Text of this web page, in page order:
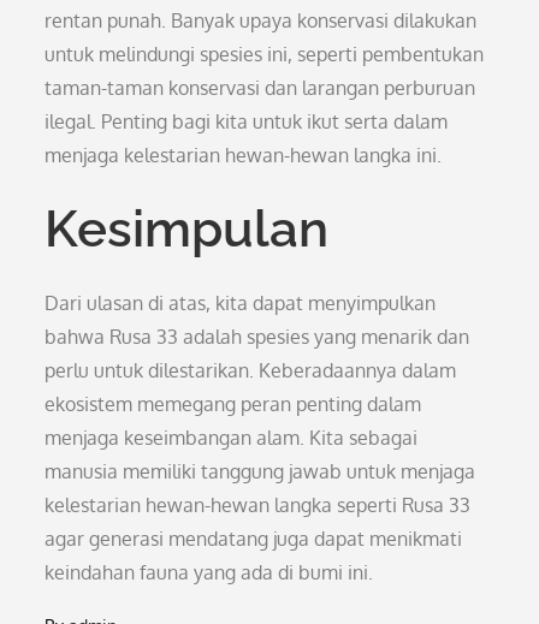
rentan punah. Banyak upaya konservasi dilakukan
untuk melindungi spesies ini, seperti pembentukan
taman-taman konservasi dan larangan perburuan
ilegal. Penting bagi kita untuk ikut serta dalam
menjaga kelestarian hewan-hewan langka ini.
Kesimpulan
Dari ulasan di atas, kita dapat menyimpulkan
bahwa Rusa 33 adalah spesies yang menarik dan
perlu untuk dilestarikan. Keberadaannya dalam
ekosistem memegang peran penting dalam
menjaga keseimbangan alam. Kita sebagai
manusia memiliki tanggung jawab untuk menjaga
kelestarian hewan-hewan langka seperti Rusa 33
agar generasi mendatang juga dapat menikmati
keindahan fauna yang ada di bumi ini.